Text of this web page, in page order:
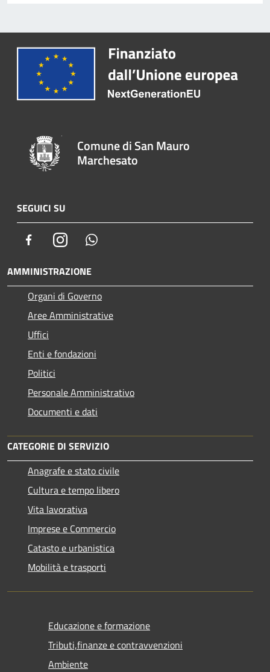
Comune di San Mauro
Marchesato
SEGUICI SU
FacebookInstagram
AMMINISTRAZIONE
Organi di Governo
Aree Amministrative
Uffici
Enti e fondazioni
Politici
Personale Amministrativo
Documenti e dati
CATEGORIE DI SERVIZIO
Anagrafe e stato civile
Cultura e tempo libero
Vita lavorativa
Imprese e Commercio
Catasto e urbanistica
Mobilità e trasporti
Educazione e formazione
Tributi,finanze e contravvenzioni
Ambiente